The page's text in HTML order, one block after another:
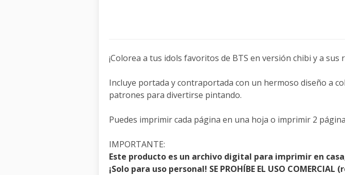
¡Colorea a tus idols favoritos de BTS en versión chibi y a
Incluye portada y contraportada con un hermoso diseño a
patrones para divertirse pintando.
Puedes imprimir cada página en una hoja o imprimir 2
IMPORTANTE:
Este producto es un archivo digital para imprimir en casa,
¡Solo para uso personal! SE PROHÍBE EL USO